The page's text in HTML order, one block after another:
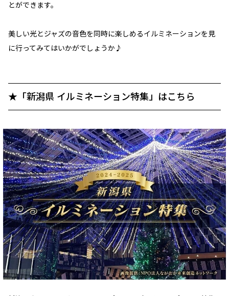
とができます。
美しい光とジャズの音色を同時に楽しめるイルミネーションを見
に行ってみてはいかがでしょうか♪
★「新潟県 イルミネーション特集」はこちら